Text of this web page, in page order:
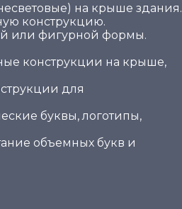
на крыше здания.
конструкцию.
или фигурной формы.
конструкции на крыше,
для
буквы, логотипы,
объемных букв и